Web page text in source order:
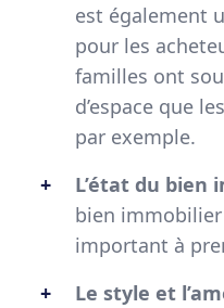
est également
pour les
familles ont
d’espace que
par exemple.
L’état du bien
bien
important à
Le style et